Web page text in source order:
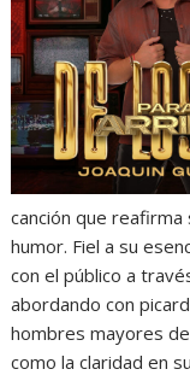
canción que
humor. Fiel a su
con el público a
abordando con
hombres mayores
como la claridad en